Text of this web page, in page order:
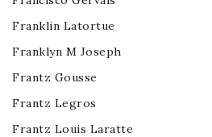
Franklin Latortue
Franklyn M Joseph
Frantz Gousse
Frantz Legros
Frantz Louis Laratte